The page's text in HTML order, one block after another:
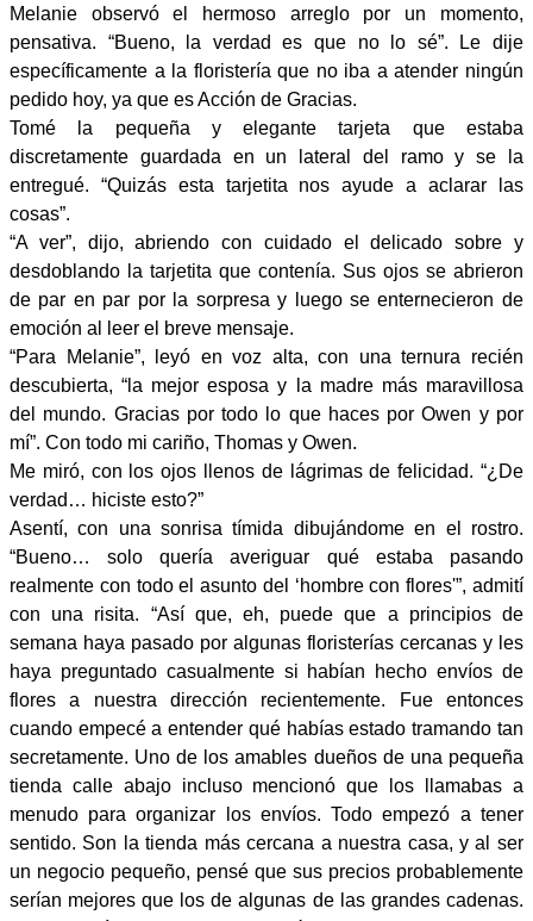
Melanie observó el hermoso arreglo por un momento,
pensativa. “Bueno, la verdad es que no lo sé”. Le dije
específicamente a la floristería que no iba a atender ningún
pedido hoy, ya que es Acción de Gracias.
Tomé la pequeña y elegante tarjeta que estaba
discretamente guardada en un lateral del ramo y se la
entregué. “Quizás esta tarjetita nos ayude a aclarar las
cosas”.
“A ver”, dijo, abriendo con cuidado el delicado sobre y
desdoblando la tarjetita que contenía. Sus ojos se abrieron
de par en par por la sorpresa y luego se enternecieron de
emoción al leer el breve mensaje.
“Para Melanie”, leyó en voz alta, con una ternura recién
descubierta, “la mejor esposa y la madre más maravillosa
del mundo. Gracias por todo lo que haces por Owen y por
mí”. Con todo mi cariño, Thomas y Owen.
Me miró, con los ojos llenos de lágrimas de felicidad. “¿De
verdad… hiciste esto?”
Asentí, con una sonrisa tímida dibujándome en el rostro.
“Bueno… solo quería averiguar qué estaba pasando
realmente con todo el asunto del ‘hombre con flores'”, admití
con una risita. “Así que, eh, puede que a principios de
semana haya pasado por algunas floristerías cercanas y les
haya preguntado casualmente si habían hecho envíos de
flores a nuestra dirección recientemente. Fue entonces
cuando empecé a entender qué habías estado tramando tan
secretamente. Uno de los amables dueños de una pequeña
tienda calle abajo incluso mencionó que los llamabas a
menudo para organizar los envíos. Todo empezó a tener
sentido. Son la tienda más cercana a nuestra casa, y al ser
un negocio pequeño, pensé que sus precios probablemente
serían mejores que los de algunas de las grandes cadenas.